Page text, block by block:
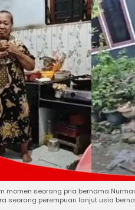
momen seorang pria bernama
seorang perempuan lanjut usia